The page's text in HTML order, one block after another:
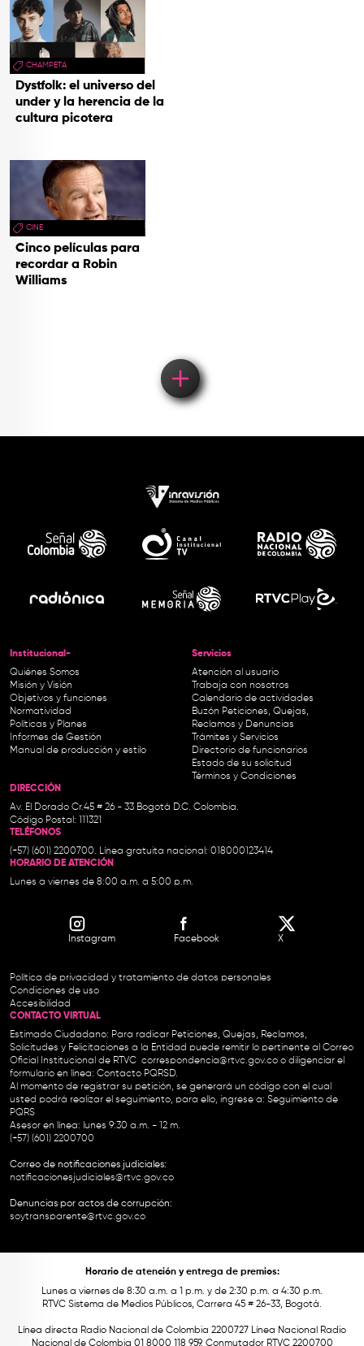
CHAMPETA
Dystfolk: el universo del
under y la herencia de la
cultura picotera
CINE
Cinco películas para
recordar a Robin
Williams
Institucional-
Quiénes Somos
Misión y Visión
Objetivos y funciones
Normatividad
Políticas y Planes
Informes de Gestión
Manual de producción y estilo
Servicios
Atención al usuario
Trabaja con nosotros
Calendario de actividades
Buzón Peticiones, Quejas,
Reclamos y Denuncias
Trámites y Servicios
Directorio de funcionarios
Estado de su solicitud
Términos y Condiciones
DIRECCIÓN
Av. El Dorado Cr.45 # 26 - 33 Bogotá D.C. Colombia.
Código Postal: 111321
TELÉFONOS
(+57) (601) 2200700. Línea gratuita nacional: 018000123414
HORARIO DE ATENCIÓN
Lunes a viernes de 8:00 a.m. a 5:00 p.m.
Instagram Facebook X
Política de privacidad y tratamiento de datos personales
Condiciones de uso
Accesibilidad
CONTACTO VIRTUAL
Estimado Ciudadano: Para radicar Peticiones, Quejas, Reclamos,
Solicitudes y Felicitaciones a la Entidad puede remitir lo pertinente al Correo
Oficial Institucional de RTVC correspondencia@rtvc.gov.co o diligenciar el
formulario en línea: Contacto PQRSD.
Al momento de registrar su petición, se generará un código con el cual
usted podrá realizar el seguimiento, para ello, ingrese a: Seguimiento de
PQRS
Asesor en línea: lunes 9:30 a.m. - 12 m.
(+57) (601) 2200700
Correo de notificaciones judiciales:
notificacionesjudiciales@rtvc.gov.co
Denuncias por actos de corrupción:
soytransparente@rtvc.gov.co
Horario de atención y entrega de premios:
Lunes a viernes de 8:30 a.m. a 1 p.m. y de 2:30 p.m. a 4:30 p.m.
RTVC Sistema de Medios Públicos, Carrera 45 # 26-33, Bogotá.
Línea directa Radio Nacional de Colombia 2200727 Línea Nacional Radio
Nacional de Colombia 01 8000 118 959. Conmutador RTVC 2200700